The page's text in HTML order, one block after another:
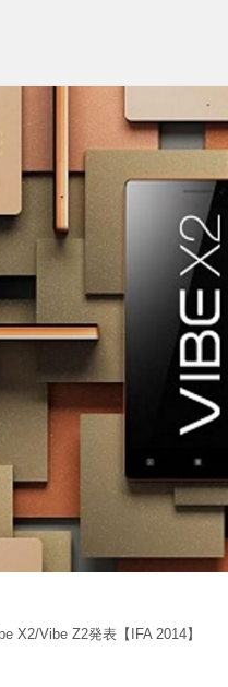
X2/Vibe Z2発表【IFA 2014】